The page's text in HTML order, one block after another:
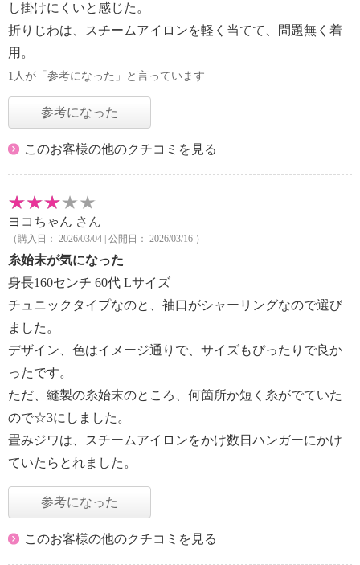
し掛けにくいと感じた。
折りじわは、スチームアイロンを軽く当てて、問題無く着
用。
1人が「参考になった」と言っています
参考になった
このお客様の他のクチコミを見る
ヨコちゃん さん
（購入日： 2026/03/04 | 公開日： 2026/03/16 ）
糸始末が気になった
身長160センチ 60代 Lサイズ
チュニックタイプなのと、袖口がシャーリングなので選び
ました。
デザイン、色はイメージ通りで、サイズもぴったりで良か
ったです。
ただ、縫製の糸始末のところ、何箇所か短く糸がでていた
ので☆3にしました。
畳みジワは、スチームアイロンをかけ数日ハンガーにかけ
ていたらとれました。
参考になった
このお客様の他のクチコミを見る